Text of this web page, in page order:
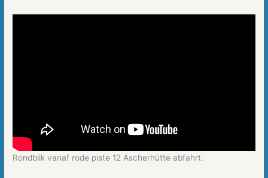
Rondblik vanaf rode piste 12 Ascherhütte abfahrt.